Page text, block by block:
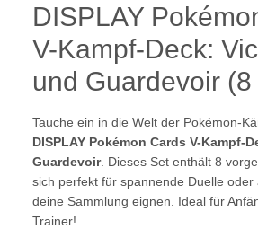
DISPLAY
V-Kampf-Deck:
und Guardevoir (8
Tauche ein in die Welt der Pokémon-
DISPLAY Pokémon Cards V-Kampf-
Guardevoir. Dieses Set enthält 8
sich perfekt für spannende Duelle oder
deine Sammlung eignen. Ideal für
Trainer!